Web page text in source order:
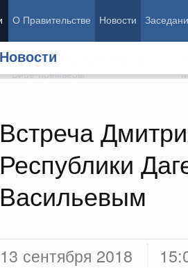
О Правительстве Новости
Новости
Встреча
Республики
Васильевым
13 сентября 2018
Председатель Правительства
Вице-премьеры
Демография
Здоровье
Культура